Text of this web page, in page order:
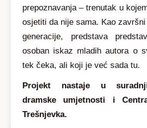
prepoznavanja – trenutak u
osjetiti da nije sama. Kao
generacije, predstava
osoban iskaz mladih autora o
tek čeka, ali koji je već sada tu.
Projekt nastaje u
dramske umjetnosti i
Trešnjevka.